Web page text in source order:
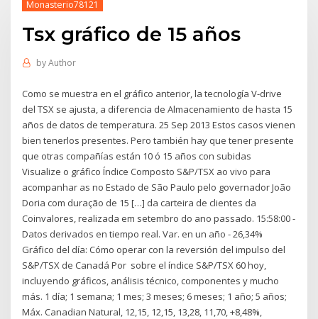
Monasterio78121
Tsx gráfico de 15 años
byAuthor
Como se muestra en el gráfico anterior, la tecnología V-drive
del TSX se ajusta, a diferencia de Almacenamiento de hasta 15
años de datos de temperatura. 25 Sep 2013 Estos casos vienen
bien tenerlos presentes. Pero también hay que tener presente
que otras compañías están 10 ó 15 años con subidas
Visualize o gráfico Índice Composto S&P/TSX ao vivo para
acompanhar as no Estado de São Paulo pelo governador João
Doria com duração de 15 […] da carteira de clientes da
Coinvalores, realizada em setembro do ano passado. 15:58:00 -
Datos derivados en tiempo real. Var. en un año - 26,34%
Gráfico del día: Cómo operar con la reversión del impulso del
S&P/TSX de Canadá Por sobre el índice S&P/TSX 60 hoy,
incluyendo gráficos, análisis técnico, componentes y mucho
más. 1 día; 1 semana; 1 mes; 3 meses; 6 meses; 1 año; 5 años;
Máx. Canadian Natural, 12,15, 12,15, 13,28, 11,70, +8,48%,